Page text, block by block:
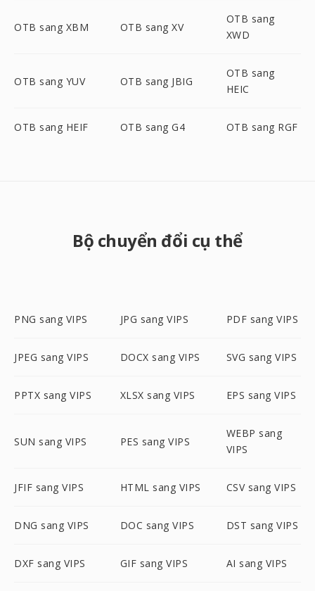
OTB sang XBM OTB sang XV
OTB sang
XWD
OTB sang YUV OTB sang JBIG
OTB sang
HEIC
OTB sang HEIF OTB sang G4 OTB sang RGF
Bộ chuyển đổi cụ thể
PNG sang VIPS JPG sang VIPS PDF sang VIPS
JPEG sang VIPS DOCX sang VIPS SVG sang VIPS
PPTX sang VIPS XLSX sang VIPS EPS sang VIPS
SUN sang VIPS PES sang VIPS
WEBP sang
VIPS
JFIF sang VIPS HTML sang VIPS CSV sang VIPS
DNG sang VIPS DOC sang VIPS DST sang VIPS
DXF sang VIPS GIF sang VIPS AI sang VIPS